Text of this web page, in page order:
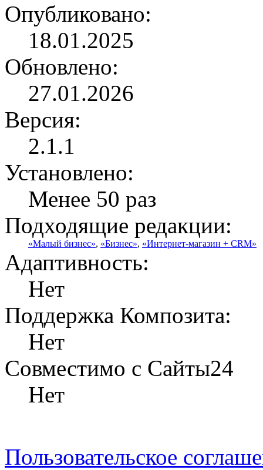
Опубликовано:
18.01.2025
Обновлено:
27.01.2026
Версия:
2.1.1
Установлено:
Менее 50 раз
Подходящие редакции:
«Малый бизнес», «Бизнес», «Интернет-магазин + CRM»
Адаптивность:
Нет
Поддержка Композита:
Нет
Совместимо с Сайты24
Нет
Пользовательское